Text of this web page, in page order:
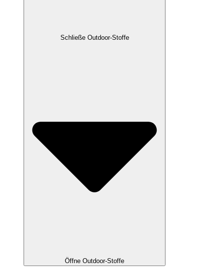
Schließe Outdoor-Stoffe
Öffne Outdoor-Stoffe